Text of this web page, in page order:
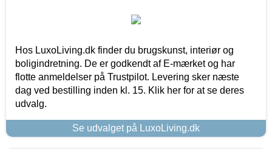
Hos LuxoLiving.dk finder du brugskunst, interiør og
boligindretning. De er godkendt af E-mærket og har
flotte anmeldelser på Trustpilot. Levering sker næste
dag ved bestilling inden kl. 15. Klik her for at se deres
udvalg.
Se udvalget på LuxoLiving.dk